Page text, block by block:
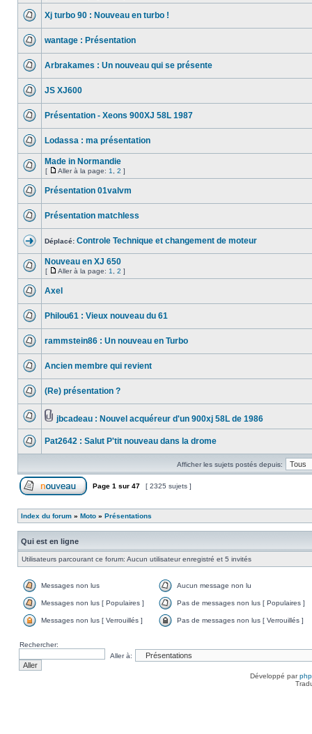
Xj turbo 90 : Nouveau en turbo !
wantage : Présentation
Arbrakames : Un nouveau qui se présente
JS XJ600
Présentation - Xeons 900XJ 58L 1987
Lodassa : ma présentation
Made in Normandie
[ Aller à la page: 1 2 ]
Présentation 01valvm
Présentation matchless
Déplacé: Controle Technique et changement de moteur
Nouveau en XJ 650
[ Aller à la page: 1 2 ]
Axel
Philou61 : Vieux nouveau du 61
rammstein86 : Un nouveau en Turbo
Ancien membre qui revient
(Re) présentation ?
jbcadeau : Nouvel acquéreur d'un 900xj 58L de 1986
Pat2642 : Salut P'tit nouveau dans la drome
Afficher les sujets postés depuis:
Page 1 sur 47 [ 2325 sujets ]
Index du forum » Moto » Présentations
Qui est en ligne
Utilisateurs parcourant ce forum: Aucun utilisateur enregistré et 5 invités
Messages non lus Aucun message non lu
Messages non lus [ Populaires ] Pas de messages non lus [ Populaires ]
Messages non lus [ Verrouillés ] Pas de messages non lus [ Verrouillés ]
Rechercher:
Aller à:
Développé par